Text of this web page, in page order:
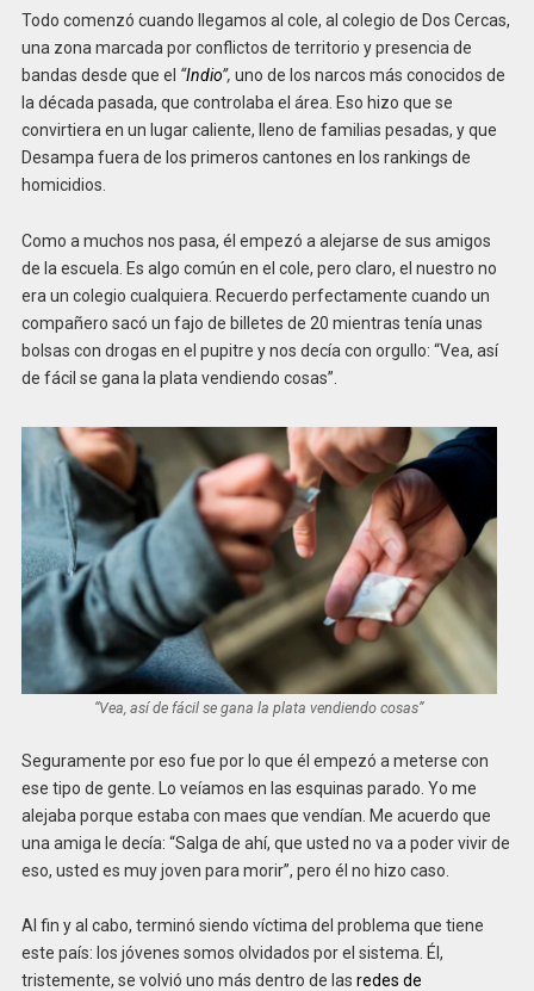
Todo comenzó cuando llegamos al cole, al colegio de Dos Cercas,
una zona marcada por conflictos de territorio y presencia de
bandas desde que el “Indio”, uno de los narcos más conocidos de
la década pasada, que controlaba el área. Eso hizo que se
convirtiera en un lugar caliente, lleno de familias pesadas, y que
Desampa fuera de los primeros cantones en los rankings de
homicidios.
Como a muchos nos pasa, él empezó a alejarse de sus amigos
de la escuela. Es algo común en el cole, pero claro, el nuestro no
era un colegio cualquiera. Recuerdo perfectamente cuando un
compañero sacó un fajo de billetes de 20 mientras tenía unas
bolsas con drogas en el pupitre y nos decía con orgullo: “Vea, así
de fácil se gana la plata vendiendo cosas”.
“Vea, así de fácil se gana la plata vendiendo cosas”
Seguramente por eso fue por lo que él empezó a meterse con
ese tipo de gente. Lo veíamos en las esquinas parado. Yo me
alejaba porque estaba con maes que vendían. Me acuerdo que
una amiga le decía: “Salga de ahí, que usted no va a poder vivir de
eso, usted es muy joven para morir”, pero él no hizo caso.
Al fin y al cabo, terminó siendo víctima del problema que tiene
este país: los jóvenes somos olvidados por el sistema. Él,
tristemente, se volvió uno más dentro de las redes de